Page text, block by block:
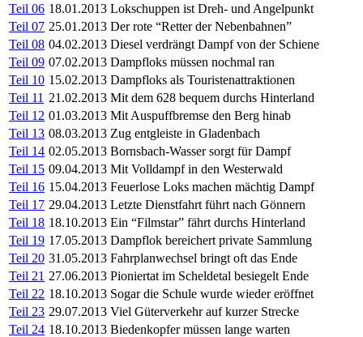
Teil 06 18.01.2013 Lokschuppen ist Dreh- und Angelpunkt
Teil 07 25.01.2013 Der rote “Retter der Nebenbahnen”
Teil 08 04.02.2013 Diesel verdrängt Dampf von der Schiene
Teil 09 07.02.2013 Dampfloks müssen nochmal ran
Teil 10 15.02.2013 Dampfloks als Touristenattraktionen
Teil 11 21.02.2013 Mit dem 628 bequem durchs Hinterland
Teil 12 01.03.2013 Mit Auspuffbremse den Berg hinab
Teil 13 08.03.2013 Zug entgleiste in Gladenbach
Teil 14 02.05.2013 Bornsbach-Wasser sorgt für Dampf
Teil 15 09.04.2013 Mit Volldampf in den Westerwald
Teil 16 15.04.2013 Feuerlose Loks machen mächtig Dampf
Teil 17 29.04.2013 Letzte Dienstfahrt führt nach Gönnern
Teil 18 18.10.2013 Ein “Filmstar” fährt durchs Hinterland
Teil 19 17.05.2013 Dampflok bereichert private Sammlung
Teil 20 31.05.2013 Fahrplanwechsel bringt oft das Ende
Teil 21 27.06.2013 Pioniertat im Scheldetal besiegelt Ende
Teil 22 18.10.2013 Sogar die Schule wurde wieder eröffnet
Teil 23 29.07.2013 Viel Güterverkehr auf kurzer Strecke
Teil 24 18.10.2013 Biedenkopfer müssen lange warten